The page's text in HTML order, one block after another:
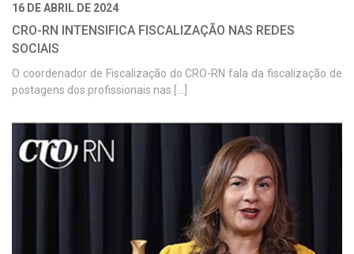
16 DE ABRIL DE 2024
CRO-RN INTENSIFICA FISCALIZAÇÃO NAS REDES
SOCIAIS
O coordenador de Fiscalização do CRO-RN fala da fiscalização de
postagens dos profissionais nas [...]